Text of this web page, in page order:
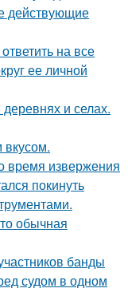
действующие
на все
ее личной
и селах.
время извержения
покинуть
обычная
банды
судом в одном